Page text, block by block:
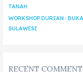
TANAH
WORKSHOP DURIAN :
SULAWESI
RECENT